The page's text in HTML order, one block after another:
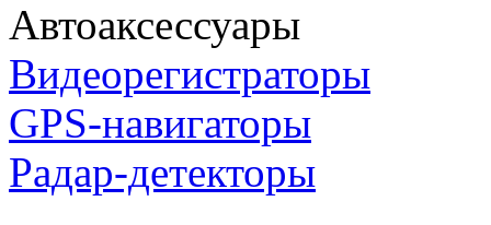
Автоаксессуары
Видеорегистраторы
GPS-навигаторы
Радар-детекторы